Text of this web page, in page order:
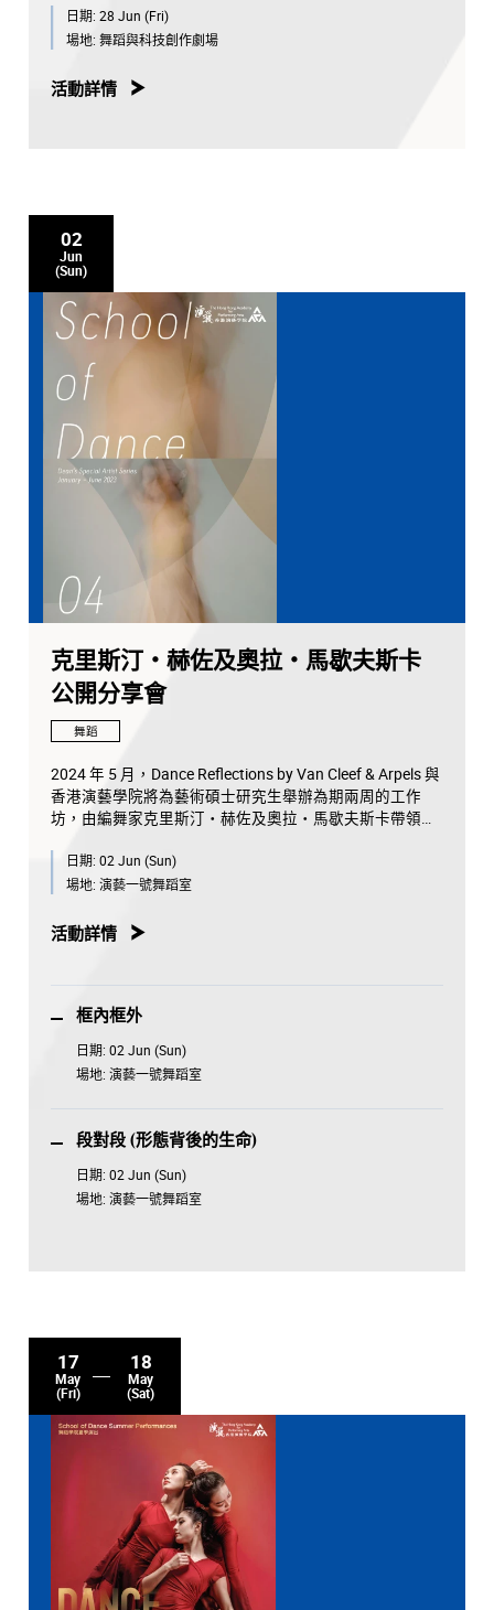
陳頌瑛教授，香港演藝學院舞蹈學院院長
日期: 28 Jun (Fri)
場地: 舞蹈與科技創作劇場
活動詳情
02
Jun
(Sun)
克里斯汀・赫佐及奧拉・馬歇夫斯卡
公開分享會
舞蹈
2024 年 5 月，Dance Reflections by Van Cleef & Arpels 與
香港演藝學院將為藝術碩士研究生舉辦為期兩周的工作
坊，由編舞家克里斯汀・赫佐及奧拉・馬歇夫斯卡帶領。
分享會。
日期: 02 Jun (Sun)
場地: 演藝一號舞蹈室
活動詳情
框內框外
日期: 02 Jun (Sun)
場地: 演藝一號舞蹈室
段對段 (形態背後的生命)
日期: 02 Jun (Sun)
場地: 演藝一號舞蹈室
17
May
(Fri)
18
May
(Sat)